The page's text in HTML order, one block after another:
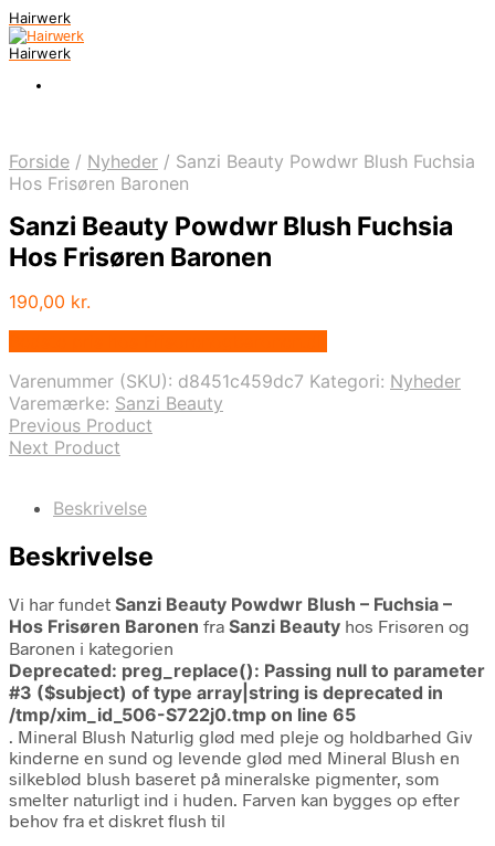
Hairwerk
Hairwerk
Forside / Nyheder / Sanzi Beauty Powdwr Blush Fuchsia
Hos Frisøren Baronen
Sanzi Beauty Powdwr Blush Fuchsia
Hos Frisøren Baronen
190,00 kr.
Varenummer (SKU): d8451c459dc7 Kategori: Nyheder
Varemærke: Sanzi Beauty
Previous Product
Next Product
Beskrivelse
Beskrivelse
Vi har fundet Sanzi Beauty Powdwr Blush – Fuchsia –
Hos Frisøren Baronen fra Sanzi Beauty hos Frisøren og
Baronen i kategorien
Deprecated: preg_replace(): Passing null to parameter
#3 ($subject) of type array|string is deprecated in
/tmp/xim_id_506-S722j0.tmp on line 65
. Mineral Blush Naturlig glød med pleje og holdbarhed Giv
kinderne en sund og levende glød med Mineral Blush en
silkeblød blush baseret på mineralske pigmenter, som
smelter naturligt ind i huden. Farven kan bygges op efter
behov fra et diskret flush til